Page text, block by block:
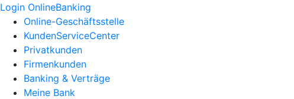
Login OnlineBanking
Online-Geschäftsstelle
KundenServiceCenter
Privatkunden
Firmenkunden
Banking & Verträge
Meine Bank